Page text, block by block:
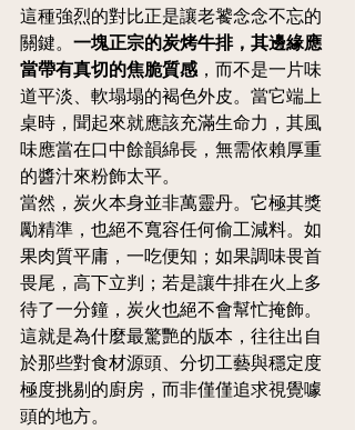
這種強烈的對比正是讓老饕念念不忘的
關鍵。 一塊正宗的炭烤牛排，其邊緣應
當帶有真切的焦脆質感，而不是一片味
道平淡、軟塌塌的褐色外皮。當它端上
桌時，聞起來就應該充滿生命力，其風
味應當在口中餘韻綿長，無需依賴厚重
的醬汁來粉飾太平。
當然，炭火本身並非萬靈丹。它極其獎
勵精準，也絕不寬容任何偷工減料。如
果肉質平庸，一吃便知；如果調味畏首
畏尾，高下立判；若是讓牛排在火上多
待了一分鐘，炭火也絕不會幫忙掩飾。
這就是為什麼最驚艷的版本，往往出自
於那些對食材源頭、分切工藝與穩定度
極度挑剔的廚房，而非僅僅追求視覺噱
頭的地方。